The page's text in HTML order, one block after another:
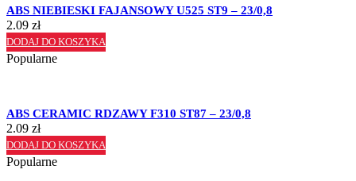
ABS NIEBIESKI FAJANSOWY U525 ST9 – 23/0,8
2.09 zł
DODAJ DO KOSZYKA
Popularne
ABS CERAMIC RDZAWY F310 ST87 – 23/0,8
2.09 zł
DODAJ DO KOSZYKA
Popularne